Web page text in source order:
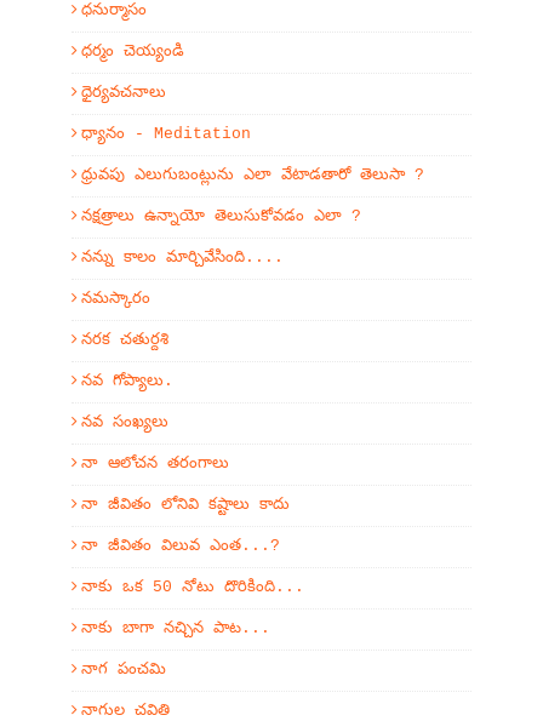
ధనుర్మాసం
ధర్మం చెయ్యండి
ధైర్యవచనాలు
ధ్యానం - Meditation
ధ్రువపు ఎలుగుబంట్లును ఎలా వేటాడతారో తెలుసా ?
నక్షత్రాలు ఉన్నాయో తెలుసుకోవడం ఎలా ?
నన్ను కాలం మార్చివేసింది....
నమస్కారం
నరక చతుర్దశి
నవ గోప్యాలు.
నవ సంఖ్యలు
నా ఆలోచన తరంగాలు
నా జీవితం లోనివి కష్టాలు కాదు
నా జీవితం విలువ ఎంత...?
నాకు ఒక 50 నోటు దొరికింది...
నాకు బాగా నచ్చిన పాట...
నాగ పంచమి
నాగుల చవితి